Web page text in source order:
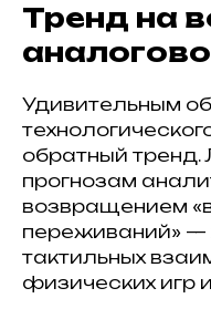
Тренд на
Удивительным
обратный тренд.
прогнозам
возвращением
переживаний» —
тактильных
физических игр